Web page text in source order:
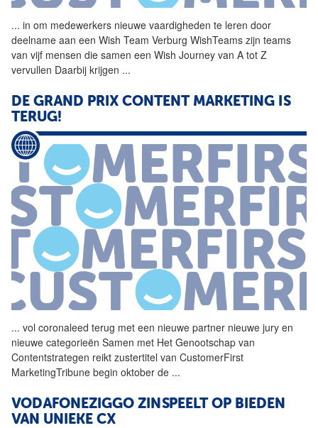
... in om medewerkers nieuwe vaardigheden te leren door
deelname aan een Wish Team Verburg WishTeams zijn teams
van vijf mensen die samen een Wish Journey van A tot Z
vervullen Daarbij krijgen ...
DE GRAND PRIX CONTENT MARKETING IS
TERUG!
... vol coronaleed terug met een nieuwe partner nieuwe jury en
nieuwe categorieën Samen met Het Genootschap van
Contentstrategen reikt zustertitel van CustomerFirst
MarketingTribune begin oktober de ...
VODAFONEZIGGO ZINSPEELT OP BIEDEN
VAN UNIEKE CX